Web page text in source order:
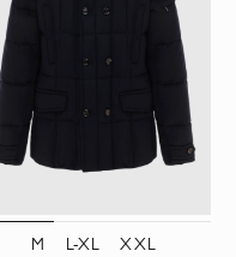
M L-XL XXL